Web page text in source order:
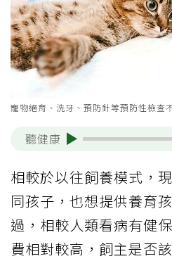
寵物絕育、洗牙、預防針等預防性檢查
聽健康
相較於以往飼養模式，
同孩子，也想提供養育
過，相較人類看病有健
費相對較高，飼主是否